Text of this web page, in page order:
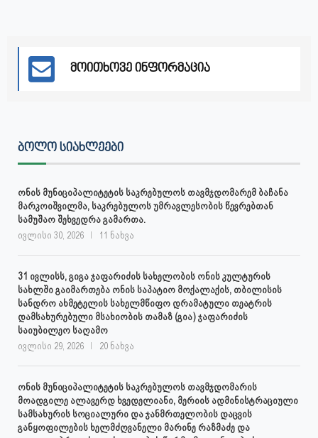
მოითხოვე ინფორმაცია
ᲑᲝᲚᲝ ᲡᲘᲐᲮᲚᲔᲔᲑᲘ
ონის მუნიციპალიტეტის საკრებულოს თავმჯდომარემ ბაჩანა
მარკოიშვილმა, საკრებულოს უმრავლესობის წევრებთან
სამუშაო შეხვედრა გამართა.
ივლისი 30, 2026 11 ნახვა
31 ივლისს, გიგა ჯაფარიძის სახელობის ონის კულტურის
სახლში გაიმართება ონის საპატიო მოქალაქის, თბილისის
სანდრო ახმეტელის სახელმწიფო დრამატული თეატრის
დამსახურებული მსახიობის თამაზ (გია) ჯაფარიძის
საიუბილეო საღამო
ივლისი 29, 2026 20 ნახვა
ონის მუნიციპალიტეტის საკრებულოს თავმჯდომარის
მოადგილე ალავერდ ხვედელიანი, მერიის ადმინისტრაციული
სამსახურის სოციალური და ჯანმრთელობის დაცვის
განყოფილების ხელმძღვანელი მარინე რაზმაძე და